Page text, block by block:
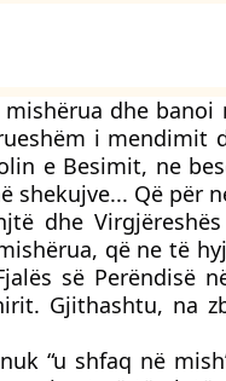
dhe
i mendimit
e Besimit, ne
Që për
dhe
që ne të
së Perëndisë
Gjithashtu, na
“u shfaq në